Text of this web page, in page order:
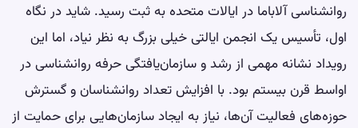
روانشناسی آلاباما در ایالات متحده به ثبت رسید. شاید در نگاه
اول، تأسیس یک انجمن ایالتی خیلی بزرگ به نظر نیاد، اما این
رویداد نشانه مهمی از رشد و سازمان‌یافتگی حرفه روانشناسی در
اواسط قرن بیستم بود. با افزایش تعداد روانشناسان و گسترش
حوزه‌های فعالیت آن‌ها، نیاز به ایجاد سازمان‌هایی برای حمایت از